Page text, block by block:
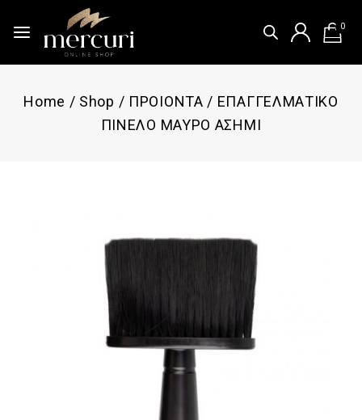
0
Home / Shop / ΠΡΟΙΟΝΤΑ / ΕΠΑΓΓΕΛΜΑΤΙΚΟ
ΠΙΝΕΛΟ ΜΑΥΡΟ ΑΣΗΜΙ